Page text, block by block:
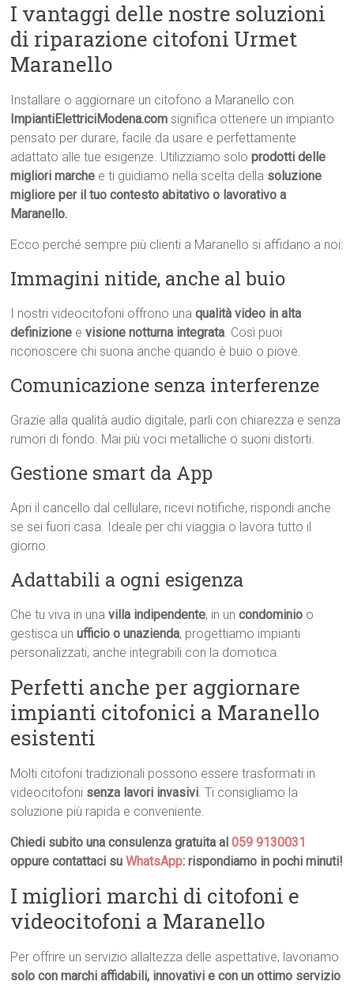
I vantaggi delle nostre soluzioni
di riparazione citofoni Urmet
Maranello
Installare o aggiornare un citofono a Maranello con
ImpiantiElettriciModena.com significa ottenere un impianto
pensato per durare, facile da usare e perfettamente
adattato alle tue esigenze. Utilizziamo soloprodotti delle
migliori marche e ti guidiamo nella scelta della soluzione
migliore per il tuo contesto abitativo o lavorativo a
Maranello.
Ecco perché sempre più clienti a Maranello si affidano a noi:
Immagini nitide, anche al buio
I nostri videocitofoni offrono unaqualità video in alta
definizione evisione notturna integrata. Così puoi
riconoscere chi suona anche quando è buio o piove.
Comunicazione senza interferenze
Grazie alla qualità audio digitale, parli con chiarezza e senza
rumori di fondo. Mai più voci metalliche o suoni distorti.
Gestione smart da App
Apri il cancello dal cellulare, ricevi notifiche, rispondi anche
se sei fuori casa. Ideale per chi viaggia o lavora tutto il
giorno.
Adattabili a ogni esigenza
Che tu viva in unavilla indipendente, in uncondominio o
gestisca unufficio o unazienda, progettiamo impianti
personalizzati, anche integrabili con la domotica.
Perfetti anche per aggiornare
impianti citofonici a Maranello
esistenti
Molti citofoni tradizionali possono essere trasformati in
videocitofoni senza lavori invasivi. Ti consigliamo la
soluzione più rapida e conveniente.
Chiedi subito una consulenza gratuita al059 9130031
oppure contattaci suWhatsApp: rispondiamo in pochi minuti!
I migliori marchi di citofoni e
videocitofoni a Maranello
Per offrire un servizio allaltezza delle aspettative, lavoriamo
solo con marchi affidabili, innovativi e con un ottimo servizio